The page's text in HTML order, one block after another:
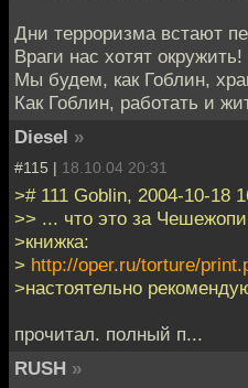
Дни терроризма встают
Враги нас хотят окружить!
Мы будем, как Гоблин,
Как Гоблин, работать и
Diesel »
#115 | 18.10.04 20:31
># 111 Goblin, 2004-10-18
>> ... что это за
>книжка:
> http://oper.ru/torture/
>настоятельно
прочитал. полный п...
RUSH »